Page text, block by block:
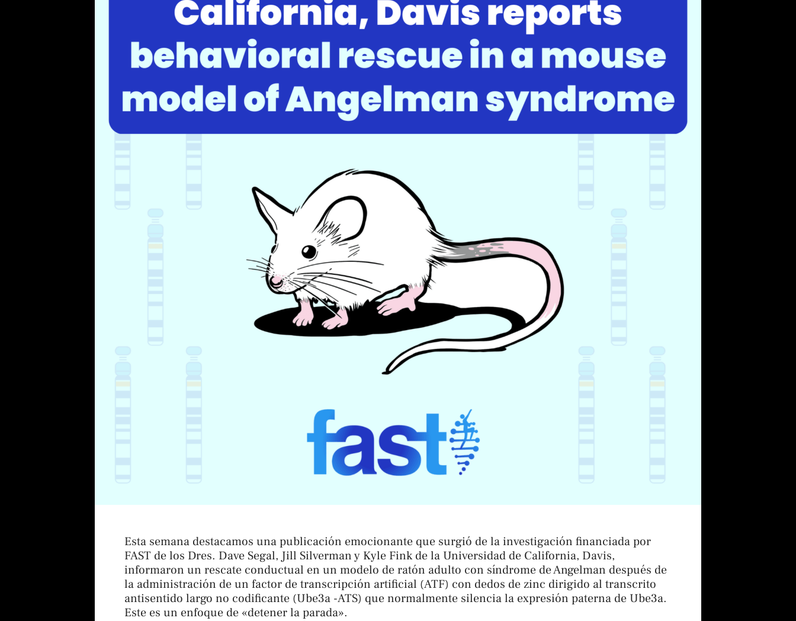
Esta semana destacamos una publicación emocionante que surgió de la investigación financiada por
FAST de los Dres. Dave Segal, Jill Silverman y Kyle Fink de la Universidad de California, Davis,
informaron un rescate conductual en un modelo de ratón adulto con síndrome de Angelman después de
la administración de un factor de transcripción artificial (ATF) con dedos de zinc dirigido al transcrito
antisentido largo no codificante (Ube3a -ATS) que normalmente silencia la expresión paterna de Ube3a.
Este es un enfoque de «detener la parada».